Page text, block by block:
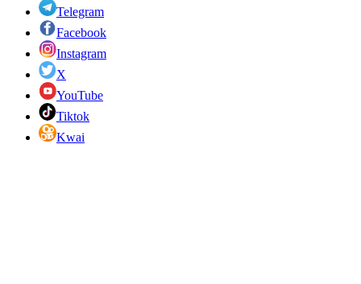
Telegram
Facebook
Instagram
X
YouTube
Tiktok
Kwai